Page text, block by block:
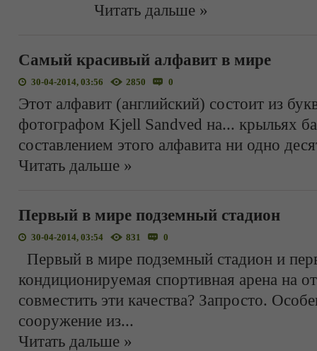
Читать дальше »
Самый красивый алфавит в мире
30-04-2014, 03:56 2850 0
Этот алфавит (английский) состоит из
фотографом Kjell Sandved на... крыльях
составлением этого алфавита ни одно
Читать дальше »
Первый в мире подземный стадион
30-04-2014, 03:54 831 0
Первый в мире подземный стадион и
кондиционируемая спортивная арена на
совместить эти качества? Запросто.
сооружение из...
Читать дальше »